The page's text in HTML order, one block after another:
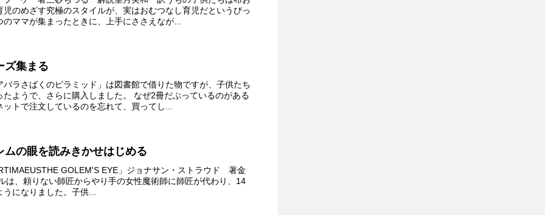
のめざす究極のスタイルが、実はおむつなし育児だというびっ
ママが集まったときに、上手にささえなが...
ズ集まる
ラさばくのピラミッド」は図書館で借りた物ですが、子供たち
ようで、さらに購入しました。 なぜ2冊だぶっているのがある
トで注文しているのを忘れて、買ってし...
の眼を読みきかせはじめる
GOLEM'S EYE」ジョナサン・ストラウド 著金
、頼りない師匠からやり手の女性魔術師に師匠が代わり、14
になりました。子供...